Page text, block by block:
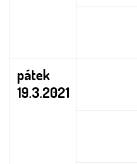
pátek
19.3.2021